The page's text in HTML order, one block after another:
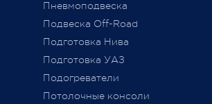
Таможенного союза (
018/2011) «О безопасности
колесных транспортных средств»
принятого Решением Комиссии
Таможенного союза от 09.12.2011 г.
№ 877 (с изменениями)
Пневмоподвеска
Подвеска Off-Road
Подготовка Нива
Подготовка УАЗ
Подогреватели
Потолочные консоли